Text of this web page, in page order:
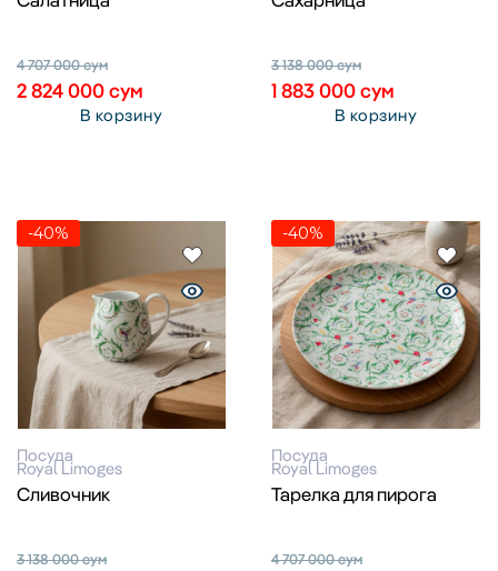
4 707 000сум
2 824 000сум
В корзину
3 138 000сум
1 883 000сум
В корзину
-40%
Посуда
Royal Limoges
Сливочник
3 138 000сум
-40%
Посуда
Royal Limoges
Тарелка для пирога
4 707 000сум